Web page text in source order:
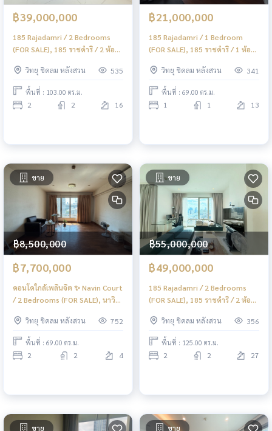
฿39,000,000
185 Rajadamri / 2 Bedrooms
(FOR SALE), 185 ราชดำริ / 2 ห้อง
วิทยุ ชิดลม หลังสวน
535
พื้นที่ : 103.00 ตร.ม.
2 2 16
฿21,000,000
185 Rajadamri / 1 Bedroom
(FOR SALE), 185 ราชดำริ / 1 ห้อง
วิทยุ ชิดลม หลังสวน
341
พื้นที่ : 69.00 ตร.ม.
1 1 13
ขาย
฿8,500,000
฿7,700,000
คอนโดใกล้เพลินจิต ✨ Navin Court
/ 2 Bedrooms (FOR SALE), นาวิน
วิทยุ ชิดลม หลังสวน
752
พื้นที่ : 69.00 ตร.ม.
2 2 4
ขาย
฿55,000,000
฿49,000,000
185 Rajadamri / 2 Bedrooms
(FOR SALE), 185 ราชดำริ / 2 ห้อง
วิทยุ ชิดลม หลังสวน
356
พื้นที่ : 125.00 ตร.ม.
2 2 27
ขาย ขาย